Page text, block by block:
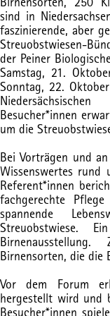
sind in
faszinierende, aber
Streuobstwiesen-
der Peiner
Samstag, 21.
Sonntag, 22.
Besucher*innen
um die
Bei Vorträgen und
Wissenswertes rund
Referent*innen
fachgerechte
spannende
Streuobstwiese.
Birnensorten, die die
Vor dem Forum
hergestellt wird und
Besucher*innen